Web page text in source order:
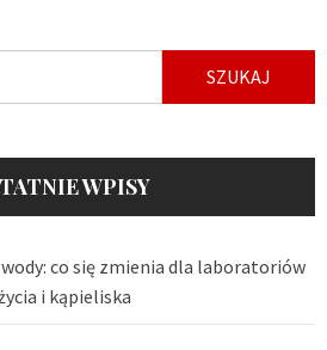
WPISY
co się zmienia dla laboratoriów
i kąpieliska